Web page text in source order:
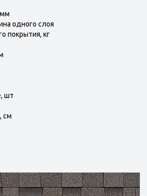
одного слоя
покрытия, кг
шт
см